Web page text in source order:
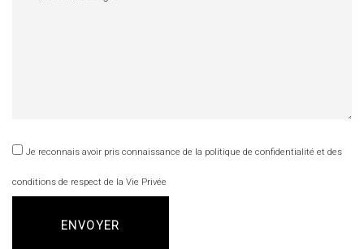
Je reconnais avoir pris connaissance de la politique de confidentialité et des
conditions de respect de la Vie Privée
ENVOYER